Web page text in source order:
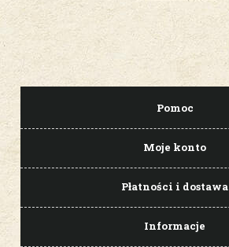
Pomoc
Moje konto
Płatności i dostawa
Informacje